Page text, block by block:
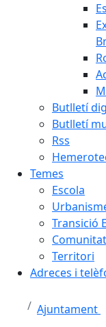
Butlletí
Butlletí
Rss
Temes
Escola
Transició
Territori
Adreces i
Ajuntament